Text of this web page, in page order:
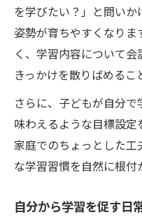
を学びたい？」と問い
姿勢が育ちやすくなり
く、学習内容について
きっかけを散りばめるこ
さらに、子どもが自分
味わえるような目標設定
家庭でのちょっとした
な学習習慣を自然に根付
自分から学習を促す日